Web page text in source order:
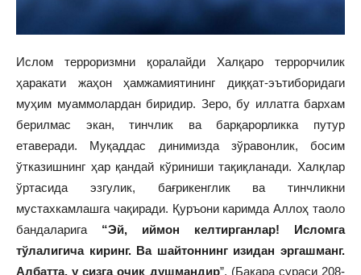
Ислом терроризмни қоралайди Халқаро террорчилик
ҳаракати жаҳон ҳамжамиятининг диққат-эътиборидаги
муҳим муаммолардан биридир. Зеро, бу иллатга бархам
берилмас экан, тинчлик ва барқарорликка путур
етаверади. Муқаддас динимизда зўравонлик, босим
ўтказишнинг ҳар қандай кўриниши тақиқланади. Халқлар
ўртасида эзгулик, бағрикенглик ва тинчликни
мустахкамлашга чақиради. Қуръони каримда Аллоҳ таоло
бандаларига “Эй, иймон келтирганлар! Исломга
тўлалигича киринг. Ва шайтоннинг изидан эргашманг.
Албатта, у сизга очиқ душмандир”. (Бақара сураси 208-